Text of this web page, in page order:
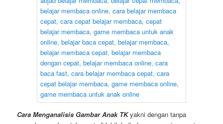
Cara Menganalisis Gambar Anak TKyakni dengan tanpa